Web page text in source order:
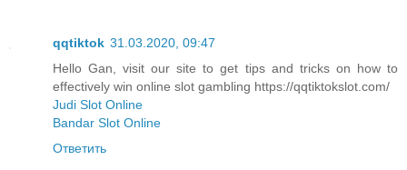
qqtiktok 31.03.2020, 09:47
Hello Gan, visit our site to get tips and tricks on how to
effectively win online slot gambling https://qqtiktokslot.com/
Judi Slot Online
Bandar Slot Online
Ответить